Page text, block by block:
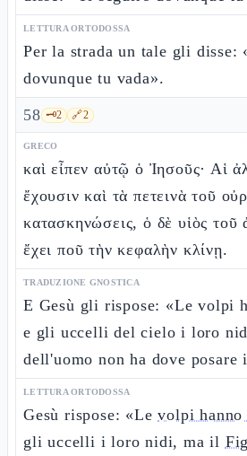
LETTURA ORTODOSSA
Per la strada un tale gli disse:
dovunque tu vada».
58 🗝️2 🔗2
GRECO
καὶ εἶπεν αὐτῷ ὁ Ἰησοῦς· Αἱ
ἔχουσιν καὶ τὰ πετεινὰ τοῦ
κατασκηνώσεις, ὁ δὲ υἱὸς
ἔχει ποῦ τὴν κεφαλὴν κλίνῃ.
TRADUZIONE GNOSTICA
E Gesù gli rispose: «Le volpi
e gli uccelli del cielo i loro
dell'uomo non ha dove posare
LETTURA ORTODOSSA
Gesù rispose: «Levolpi
gli uccelli i loro nidi, ma il